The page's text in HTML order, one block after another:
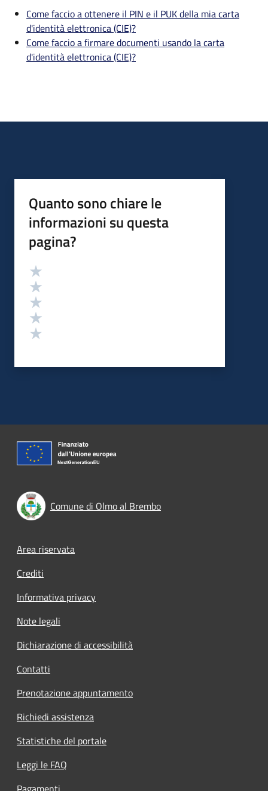
Come faccio a ottenere il PIN e il PUK della mia carta
d'identità elettronica (CIE)?
Come faccio a firmare documenti usando la carta
d'identità elettronica (CIE)?
Quanto sono chiare le
informazioni su questa
pagina?
Valutazione
Comune di Olmo al Brembo
Footer menu
Area riservata
Crediti
Informativa privacy
Note legali
Dichiarazione di accessibilità
Contatti
Prenotazione appuntamento
Richiedi assistenza
Statistiche del portale
Leggi le FAQ